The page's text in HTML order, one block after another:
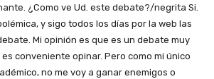
¿Como ve Ud. este debate?/negrita Si.
y sigo todos los días por la web las
Mi opinión es que es un debate muy
conveniente opinar. Pero como mi único
no me voy a ganar enemigos o